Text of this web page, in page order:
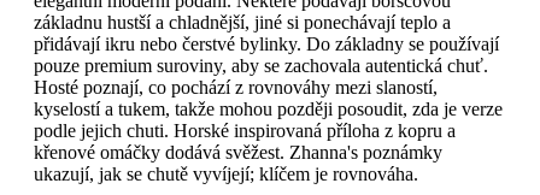
základnu hustší a chladnější, jiné si ponechávají teplo a
přidávají ikru nebo čerstvé bylinky. Do základny se používají
pouze premium suroviny, aby se zachovala autentická chuť.
Hosté poznají, co pochází z rovnováhy mezi slaností,
kyselostí a tukem, takže mohou později posoudit, zda je verze
podle jejich chuti. Horské inspirovaná příloha z kopru a
křenové omáčky dodává svěžest. Zhanna's poznámky
ukazují, jak se chutě vyvíjejí; klíčem je rovnováha.